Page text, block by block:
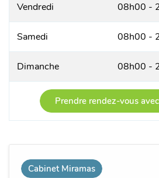
Cabinet Miramas
Vendredi 08h00 -
Samedi 08h00 -
Dimanche 08h00 -
Prendre rendez-vous